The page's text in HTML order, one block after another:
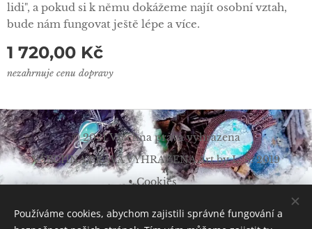
lidi", a pokud si k němu dokážeme najít osobní vztah,
bude nám fungovat ještě lépe a více.
1 720,00 Kč
nezahrnuje cenu dopravy
© 2021 Všechna práva vyhrazena
VŠECHNA PRÁVA VYHRAZENA Art by L. Š. 2019
Cookies
Měna
CZK Kč
EUR €
Používáme cookies, abychom zajistili správné fungování a